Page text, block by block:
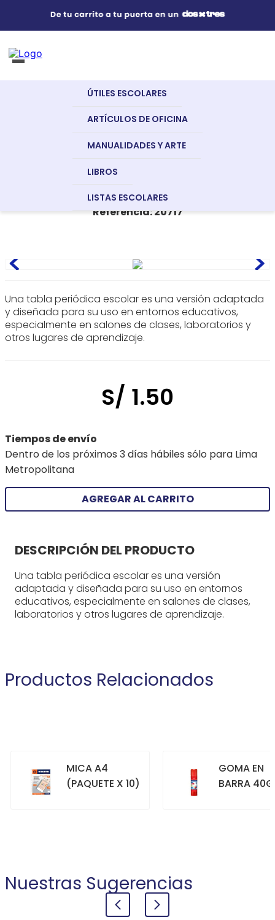
Útiles Escolares
Artículos de Oficina
Manualidades y Arte
Recursos Digitales
ÚTILES ESCOLARES
ARTÍCULOS DE OFICINA
MANUALIDADES Y ARTE
LIBROS
LISTAS ESCOLARES
Diccionarios
Tabla Periodica Elementos
TABLA PERIODICA ELEMENTOS
GENERICO
Referencia:20717
Una tabla periódica escolar es una versión adaptada
y diseñada para su uso en entornos educativos,
especialmente en salones de clases, laboratorios y
otros lugares de aprendizaje.
S/ 1.50
Tiempos de envío
Dentro de los próximos 3 días hábiles sólo para Lima
Metropolitana
AGREGAR AL CARRITO
DESCRIPCIÓN DEL PRODUCTO
Una tabla periódica escolar es una versión
adaptada y diseñada para su uso en entornos
educativos, especialmente en salones de clases,
laboratorios y otros lugares de aprendizaje.
Productos Relacionados
MICA A4
(PAQUETE X 10)
GOMA EN
BARRA
Nuestras Sugerencias